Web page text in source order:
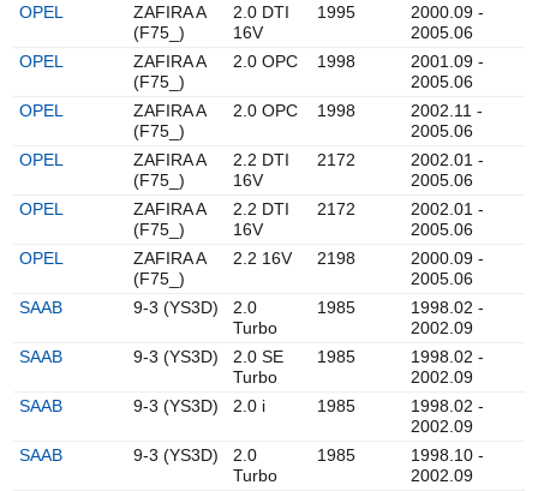
OPEL
ZAFIRA A
(F75_)
2.0 DTI
16V
1995
2000.09 -
2005.06
OPEL
ZAFIRA A
(F75_)
2.0 OPC 1998
2001.09 -
2005.06
OPEL
ZAFIRA A
(F75_)
2.0 OPC 1998
2002.11 -
2005.06
OPEL
ZAFIRA A
(F75_)
2.2 DTI
16V
2172
2002.01 -
2005.06
OPEL
ZAFIRA A
(F75_)
2.2 DTI
16V
2172
2002.01 -
2005.06
OPEL
ZAFIRA A
(F75_)
2.2 16V 2198
2000.09 -
2005.06
SAAB
9-3 (YS3D)
2.0
Turbo
1985
1998.02 -
2002.09
SAAB
9-3 (YS3D)
2.0 SE
Turbo
1985
1998.02 -
2002.09
SAAB
9-3 (YS3D) 2.0 i 1985
1998.02 -
2002.09
SAAB
9-3 (YS3D)
2.0
Turbo
1985
1998.10 -
2002.09